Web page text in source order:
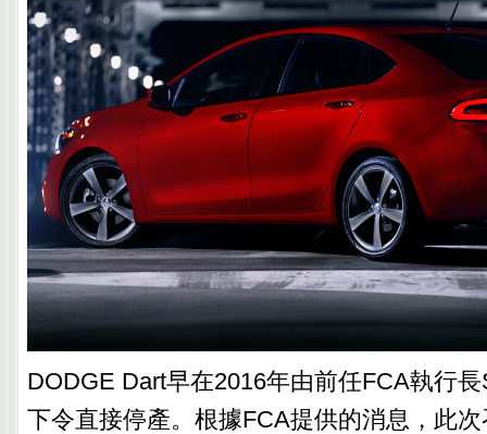
DODGE Dart早在2016年由前任FCA執行
下令直接停產。根據FCA提供的消息，此